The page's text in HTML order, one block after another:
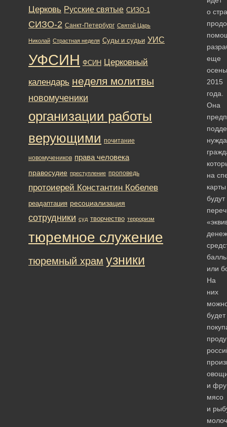
о
еще
2015
года.
Она
на
карты
будут
или
На
них
будет
и
мясо
и
Церковь Русские святые СИЗО-1
СИЗО-2 Санкт-Петербург Святой Царь
Николай Страстная неделя Суды и судьи УИС
УФСИН ФСИН Церковный
календарь неделя молитвы
новомученики
организации работы
верующими почитание
новомучеников права человека
правосудие преступление проповедь
протоиерей Константин Кобелев
реадаптация ресоциализация
сотрудники суд творчество терроризм
тюремное служение
тюремный храм узники